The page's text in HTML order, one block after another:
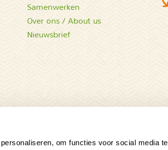
om functies voor social media te
Samenwerken
Over ons / About us
Nieuwsbrief